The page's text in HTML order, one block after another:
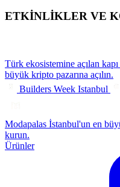
ETKİNLİKLER VE
Türk ekosistemine açılan kapı
büyük kripto pazarına açılın.
Builders Week Istanbul
Modapalas İstanbul'un en
kurun.
Ürünler